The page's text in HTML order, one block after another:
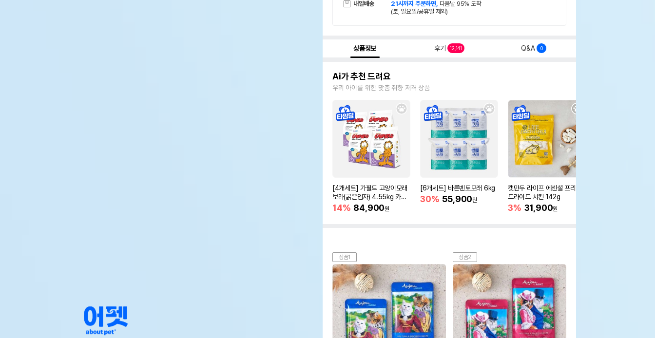
내일배송 21시까지 주문하면, 다음날 95% 도착
(토, 일요일/공휴일 제외)
상품정보 후기 12,141 Q&A 0
Ai가 추천 드려요
우리 아이를 위한 맞춤 취향 저격 상품
[4개세트] 가필드 고양이모래
보라(굵은입자) 4.55kg 카사
바모래
14% 84,900원
[6개세트] 바른벤토모래 6kg
30% 55,900원
캣만두 라이프 에센셜 프리즈
드라이드 치킨 142g
3% 31,900원
상품1 상품2